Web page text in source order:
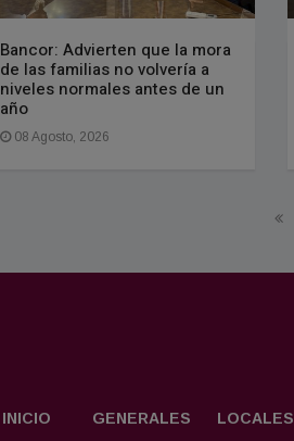
Bancor: Advierten que la mora
de las familias no volvería a
niveles normales antes de un
año
08 Agosto, 2026
INICIO GENERALES LOCALES